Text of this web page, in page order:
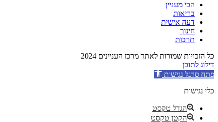
הכי מעניין
בריאות
דעה אישית
חינוך
תרבות
כל הזכויות שמורות לאתר מרכז העניינים 2024
דילוג לתוכן
פתח סרגל נגישות
כלי נגישות
הגדל טקסט
הקטן טקסט